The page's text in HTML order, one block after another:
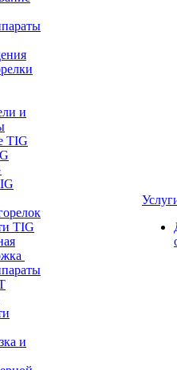
и
TIG
TIG
и